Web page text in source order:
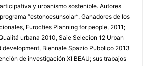
y urbanismo sostenible. Autores
“estonoesunsolar”. Ganadores de los
Eurocties Planning for people, 2011;
urbana 2010, Saie Selecion 12 Urban
development, Biennale Spazio Pubblico 2013
de investigación XI BEAU; sus trabajos